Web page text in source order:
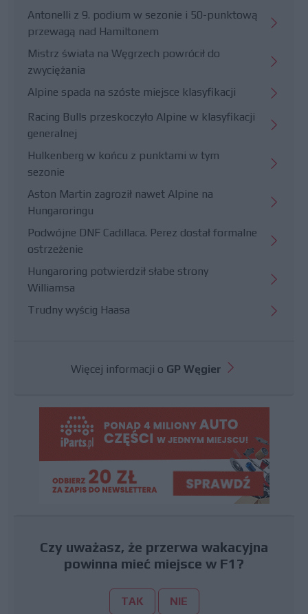
Antonelli z 9. podium w sezonie i 50-punktową
przewagą nad Hamiltonem
Mistrz świata na Węgrzech powrócił do
zwyciężania
Alpine spada na szóste miejsce klasyfikacji
Racing Bulls przeskoczyło Alpine w klasyfikacji
generalnej
Hulkenberg w końcu z punktami w tym
sezonie
Aston Martin zagroził nawet Alpine na
Hungaroringu
Podwójne DNF Cadillaca. Perez dostał formalne
ostrzeżenie
Hungaroring potwierdził słabe strony
Williamsa
Trudny wyścig Haasa
Więcej informacji o GP Węgier
Czy uważasz, że przerwa wakacyjna
powinna mieć miejsce w F1?
TAK NIE